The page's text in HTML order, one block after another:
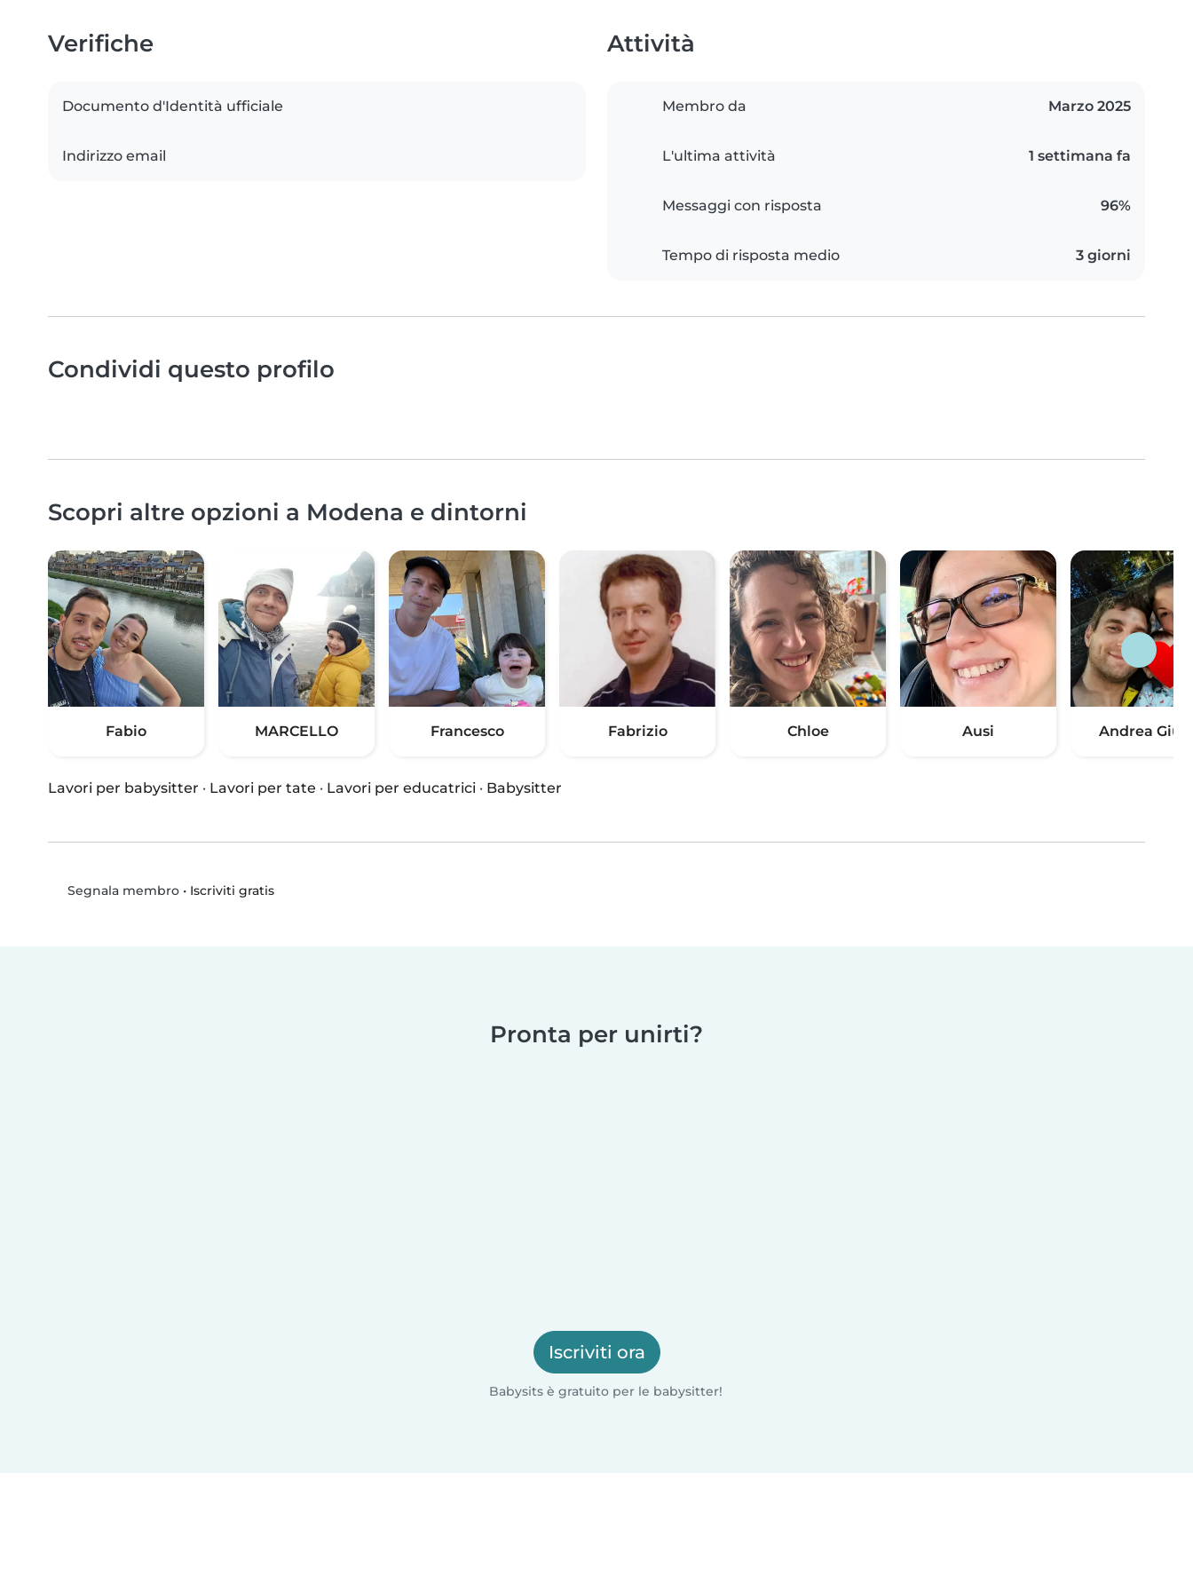
Verifiche
Documento d'Identità ufficiale
Indirizzo email
Attività
Membro da Marzo 2025
L'ultima attività 1 settimana fa
Messaggi con risposta 96%
Tempo di risposta medio 3 giorni
Condividi questo profilo
Scopri altre opzioni a Modena e dintorni
Fabio MARCELLO Francesco Fabrizio Chloe Ausi Andrea
Lavori per babysitter · Lavori per tate · Lavori per educatrici · Babysitter
Segnala membro• Iscriviti gratis
Pronta per unirti?
Iscriviti ora
Babysits è gratuito per le babysitter!